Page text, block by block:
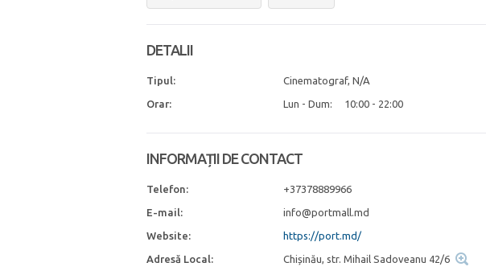
DETALII
Tipul: Cinematograf, N/A
Orar: Lun - Dum: 10:00 - 22:00
INFORMAȚII DE CONTACT
Telefon: +37378889966
E-mail: info@portmall.md
Website: https://port.md/
Adresă Local: Chișinău, str. Mihail Sadoveanu 42/6